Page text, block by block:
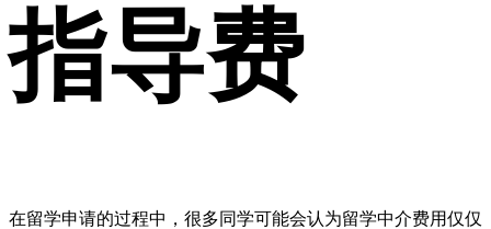
指导费
在留学申请的过程中，很多同学可能会认为留学中介费用仅仅